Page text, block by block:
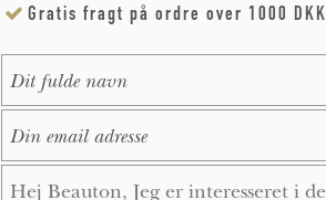
Gratis fragt på ordre over 1000 DKK